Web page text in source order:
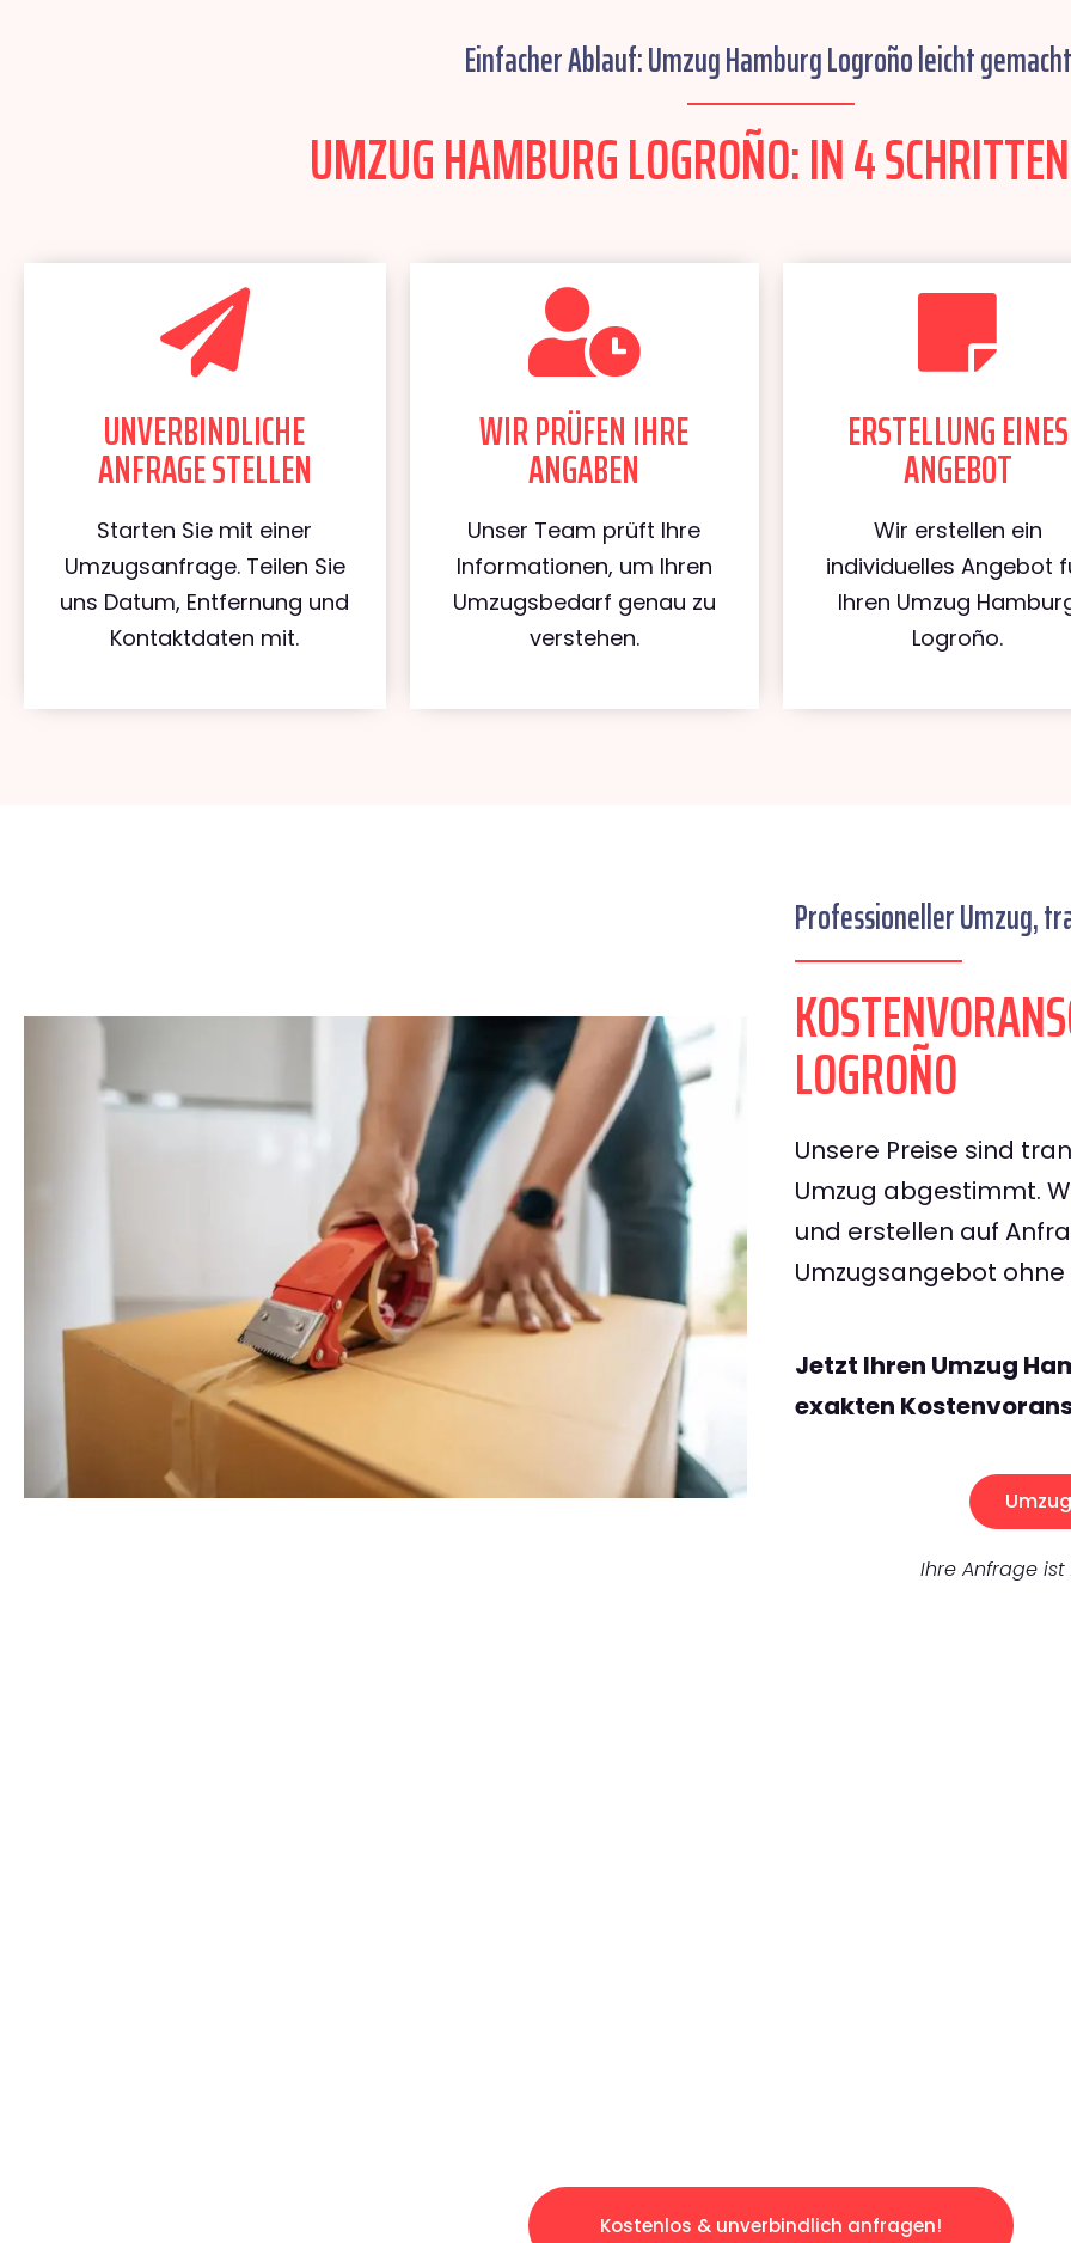
Einfacher Ablauf: Umzug Hamburg Logroño leicht
UMZUG HAMBURG LOGROÑO: IN 4
UNVERBINDLICHE
ANFRAGE STELLEN
Starten Sie mit einer
Umzugsanfrage. Teilen Sie
uns Datum, Entfernung und
Kontaktdaten mit.
WIR PRÜFEN IHRE
ANGABEN
Unser Team prüft Ihre
Informationen, um Ihren
Umzugsbedarf genau zu
verstehen.
ERSTELLUNG EINES
ANGEBOT
Wir erstellen ein
individuelles Angebot
Ihren Umzug
Logroño.
Professioneller Umzug,
LOGROÑO
Unsere Preise sind
Umzug abgestimmt.
und erstellen auf
Umzugsangebot
Jetzt Ihren Umzug
exakten
Ihre Anfrage ist
Kostenlos & unverbindlich anfragen!